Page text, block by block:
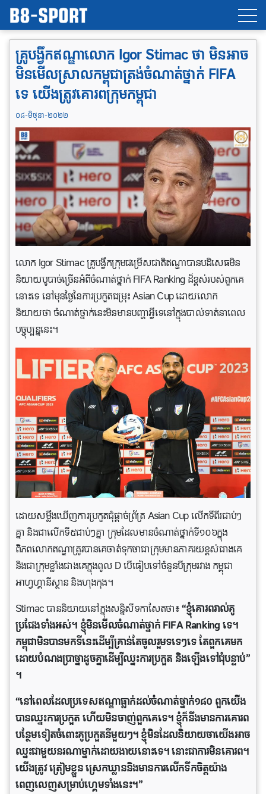
គ្រូ​បង្វឹក​ឥណ្ឌាលោក Igor Stimac ថា មិន​អាច
មិនមើលស្រាលកម្ពុជាត្រង់ចំណាត់​ថ្នាក់ FIFA
ទេ យើងត្រូវគោរពក្រុមកម្ពុជា
០៨-មិថុនា-២០២២
លោក Igor Stimac គ្រូបង្វឹកក្រុមជម្រើស​ជាតិឥណ្ឌាបានបដិសេធមិន
និយាយបូបាច់ច្រើនអំពីចំណាត់ថ្នាក់ FIFA Ranking ដ៏​ខ្ពស់របស់ពួកគេ
នោះ​ទេ នៅមុនថ្ងៃនៃការប្រកួតជម្រុះ Asian Cup ដោយលោក
និយាយថា ចំណាត់​ថ្នាក់​នេះមិនមានបញ្ហាអ្វីទេនៅក្នុងបាល់ទាត់នាពេល
បច្ចុប្បន្ននេះ។
ដោយសម្លឹងឃើញការប្រកួតជុំផ្ដាច់​ព្រ័ត្រ Asian Cup លើកទីពីរជាប់ៗ
គ្នា និងជាលើកទី៥ជាប់ៗគ្នា ក្រុមដែលមានចំណាត់ថ្នាក់ទី១០៦ក្នុង
ពិភពលោកឥណ្ឌាត្រូវបាន​គេ​ចាត់ទុក​ថា​ជាក្រុមមានភាគរយខ្ពស់​ជាង​គេ
និងជាក្រុមខ្លាំងជាងគេក្នុងពូល D បើ​ធៀបទៅចំនួនបីក្រុមរវាង កម្ពុជា
អាហ្វហ្គានីស្ថាន និងហុងកុង។
Stimac បាននិយាយនៅក្នុងសន្និសីទកាសែតថា៖“ខ្ញុំគោរពរាល់គូ
ប្រជែងទាំងអស់។ ខ្ញុំមិនមើលចំណាត់ថ្នាក់ FIFA Ranking ទេ។
កម្ពុជាមិនបានមកទីនេះដើម្បីគ្រាន់​តែចូលរួមទទេៗទេ តែពួកគេមក
ដោយបំណងប្រាថ្នាដូចគ្នាដើម្បីឈ្នះការប្រកួត និង​ឡើង​ទៅ​ជុំបន្ទាប់”
។
“នៅពេលដែលប្រទេសឥណ្ឌាធ្លាក់ដល់​ចំណាត់​ថ្នាក់១៨០ ពួកយើង
បានឈ្នះការប្រកួត ហើយមិនចាញ់ពួកគេទេ។ ខ្ញុំក៏នឹងមានការគោរព
បន្ថែមទៀតចំពោះគូប្រកួតនីមួយៗ។ ខ្ញុំមិនដែលនិយាយថាយើងអាច
ឈ្នះជាមួយនរណាម្នាក់ដោយងាយនោះទេ។ នោះជាការមិនគោរព។
យើងត្រូវ ត្រៀមខ្លួន ស្រេកឃ្លាននិងមានការលើកទឹកចិត្តយ៉ាង
ពេញលេញសម្រាប់ហ្គេមទាំងនេះ។”